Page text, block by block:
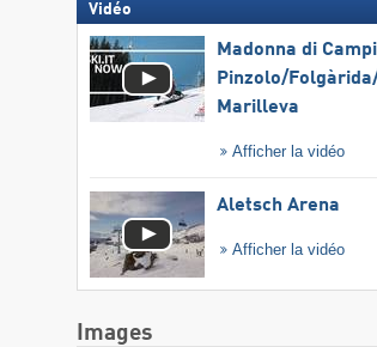
Vidéo
Madonna di
Pinzolo/​
Marilleva
Afficher la vidéo
Aletsch Arena
Afficher la vidéo
Images